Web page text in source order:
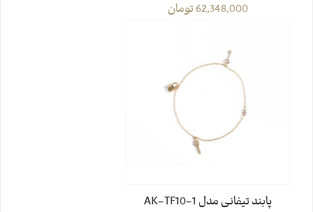
62,348,000تومان
پابند تیفانی مدل AK-TF10-1